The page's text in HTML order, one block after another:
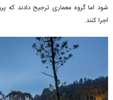
شود اما گروه معماری ترجیح دادند که
اجرا کنند.